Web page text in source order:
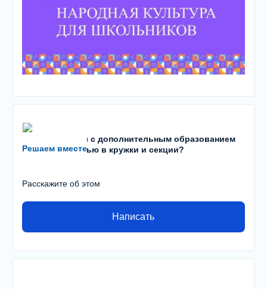
Решаем вместе
Есть проблемы с дополнительным образованием
детей? С записью в кружки и секции?
Расскажите об этом
Написать